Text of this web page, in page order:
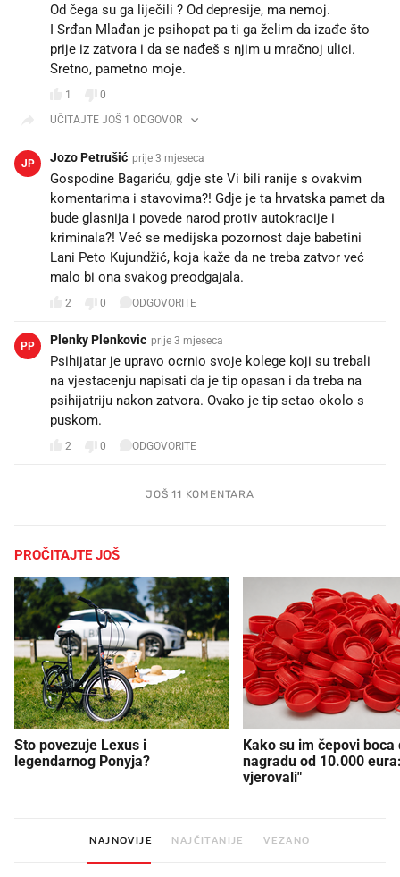
Od čega su ga liječili ? Od depresije, ma nemoj.
I Srđan Mlađan je psihopat pa ti ga želim da izađe što
prije iz zatvora i da se nađeš s njim u mračnoj ulici.
Sretno, pametno moje.
1
0
UČITAJTE JOŠ 1 ODGOVOR
JP Jozo Petrušić prije 3 mjeseca
Gospodine Bagariću, gdje ste Vi bili ranije s ovakvim
komentarima i stavovima?! Gdje je ta hrvatska pamet da
bude glasnija i povede narod protiv autokracije i
kriminala?! Već se medijska pozornost daje babetini
Lani Peto Kujundžić, koja kaže da ne treba zatvor već
malo bi ona svakog preodgajala.
2 0 ODGOVORITE
PP Plenky Plenkovic prije 3 mjeseca
Psihijatar je upravo ocrnio svoje kolege koji su trebali
na vjestacenju napisati da je tip opasan i da treba na
psihijatriju nakon zatvora. Ovako je tip setao okolo s
puskom.
2 0 ODGOVORITE
JOŠ 11 KOMENTARA
PROČITAJTE JOŠ
Što povezuje Lexus i
legendarnog Ponyja?
Kako su im čepovi boca
nagradu od 10.000
vjerovali"
NAJNOVIJE NAJČITANIJE VEZANO